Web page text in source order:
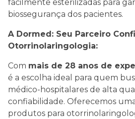
facilmente esterilizadas para
biossegurança dos pacientes.
A Dormed: Seu Parceiro
Otorrinolaringologia:
Com mais de 28 anos de
é a escolha ideal para quem
médico-hospitalares de alta
confiabilidade. Oferecemos
produtos para